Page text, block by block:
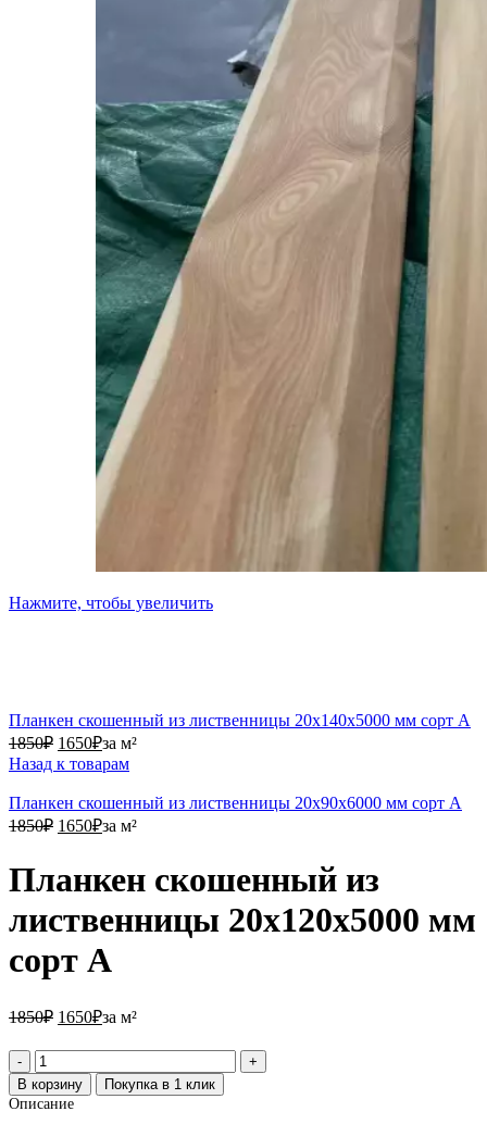
Нажмите, чтобы увеличить
Планкен скошенный из лиственницы 20х140х5000 мм сорт А
1850₽ 1850₽.
1650₽1650₽.
за м²
Назад к товарам
Планкен скошенный из лиственницы 20х90х6000 мм сорт А
1850₽ 1850₽.
1650₽1650₽.
за м²
Планкен скошенный из
лиственницы 20х120х5000 мм
сорт А
1850₽ 1850₽.
1650₽1650₽.
за м²
Количество
товара
Планкен
В корзину
Покупка в 1 клик
Описание